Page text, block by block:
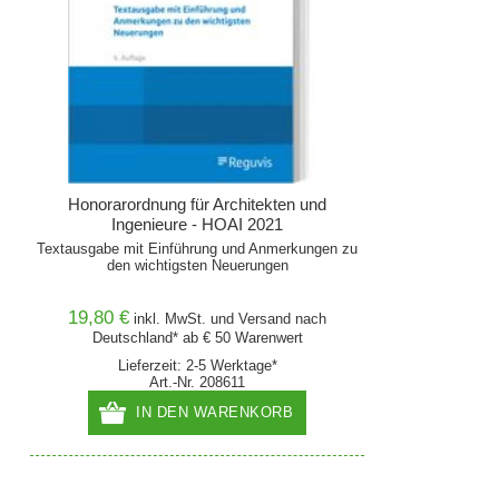
Honorarordnung für Architekten und
Ingenieure - HOAI 2021
Textausgabe mit Einführung und Anmerkungen zu
den wichtigsten Neuerungen
19,80 € inkl. MwSt. undVersand nach
Deutschland* ab € 50 Warenwert
Lieferzeit: 2-5 Werktage*
Art.-Nr. 208611
IN DEN WARENKORB